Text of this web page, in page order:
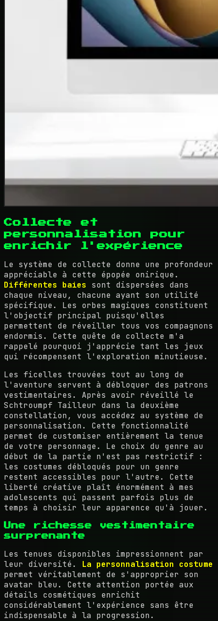
Collecte et
personnalisation pour
enrichir l'expérience
Le système de collecte donne une profondeur
appréciable à cette épopée onirique.
Différentes baies sont dispersées dans
chaque niveau, chacune ayant son utilité
spécifique. Les orbes magiques constituent
l'objectif principal puisqu'elles
permettent de réveiller tous vos compagnons
endormis. Cette quête de collecte m'a
rappelé pourquoi j'apprécie tant les jeux
qui récompensent l'exploration minutieuse.
Les ficelles trouvées tout au long de
l'aventure servent à débloquer des patrons
vestimentaires. Après avoir réveillé le
Schtroumpf Tailleur dans la deuxième
constellation, vous accédez au système de
personnalisation. Cette fonctionnalité
permet de customiser entièrement la tenue
de votre personnage. Le choix du genre au
début de la partie n'est pas restrictif :
les costumes débloqués pour un genre
restent accessibles pour l'autre. Cette
liberté créative plaît énormément à mes
adolescents qui passent parfois plus de
temps à choisir leur apparence qu'à jouer.
Une richesse vestimentaire
surprenante
Les tenues disponibles impressionnent par
leur diversité. La personnalisation costume
permet véritablement de s'approprier son
avatar bleu. Cette attention portée aux
détails cosmétiques enrichit
considérablement l'expérience sans être
indispensable à la progression.